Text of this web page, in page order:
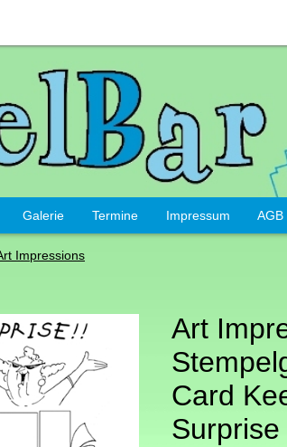
Galerie Termine Impressum AGB
Impressions
Art
Card